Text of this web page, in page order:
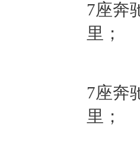
7座奔
里；
7座奔
里；